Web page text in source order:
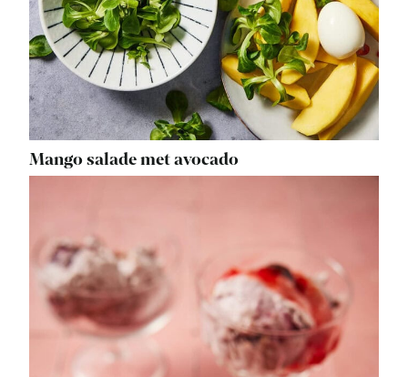
Mango salade met avocado